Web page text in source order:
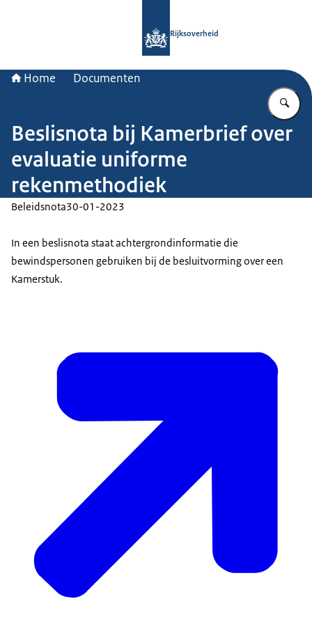
Rijksoverheid
Home Documenten
Beslisnota bij Kamerbrief over
evaluatie uniforme
rekenmethodiek
Beleidsnota30-01-2023
In een beslisnota staat achtergrondinformatie die
bewindspersonen gebruiken bij de besluitvorming over een
Kamerstuk.